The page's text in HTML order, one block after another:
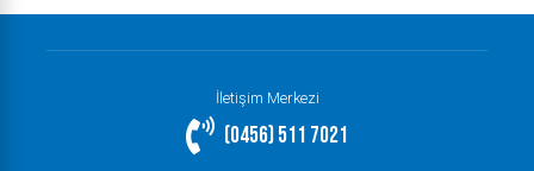
İletişim Merkezi
(0456) 511 7021